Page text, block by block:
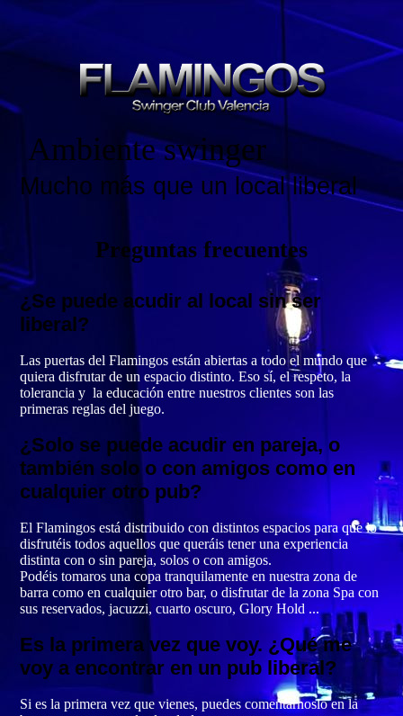
Ambiente swinger
Mucho más que un local liberal
Preguntas frecuentes
¿Se puede acudir al local sin ser
liberal?
Las puertas del Flamingos están abiertas a todo el mundo que
quiera disfrutar de un espacio distinto. Eso sí, el respeto, la
tolerancia y la educación entre nuestros clientes son las
primeras reglas del juego.
¿Solo se puede acudir en pareja, o
también solo o con amigos como en
cualquier otro pub?
El Flamingos está distribuido con distintos espacios para que lo
disfrutéis todos aquellos que queráis tener una experiencia
distinta con o sin pareja, solos o con amigos.
Podéis tomaros una copa tranquilamente en nuestra zona de
barra como en cualquier otro bar, o disfrutar de la zona Spa con
sus reservados, jacuzzi, cuarto oscuro, Glory Hold ...
Es la primera vez que voy. ¿Qué me
voy a encontrar en un pub liberal?
Si es la primera vez que vienes, puedes comentárnoslo en la